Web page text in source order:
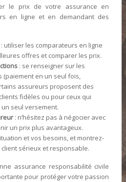
le prix de votre assurance en
en ligne et en demandant des
: utiliser les comparateurs en ligne
offres et comparer les prix.
: se renseigner sur les
(paiement en un seul fois,
assureurs proposent des
fidèles ou pour ceux qui
seul versement.
: n’hésitez pas à négocier avec
un prix plus avantageux.
et vos besoins, et montrez-
sérieux et responsable.
assurance responsabilité civile
pour protéger votre passion